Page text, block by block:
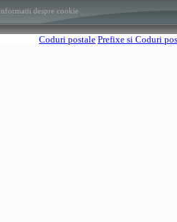
Informatii despre cookie
Coduri postale Prefixe si Coduri